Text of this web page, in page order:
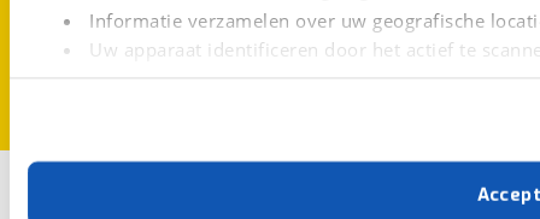
Informatie verzamelen over uw geografische
Uw apparaat identificeren door het actief te
Met cookies en vergelijkbare technieken zorgen we
cookies zorgen ervoor dat de website goed werkt.
Cookievoorkeuren